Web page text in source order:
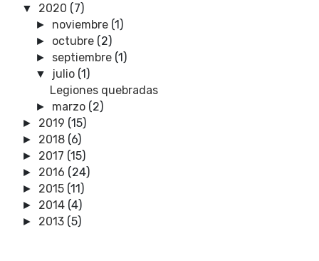
▼ 2020 (7)
► noviembre (1)
► octubre (2)
► septiembre (1)
▼ julio (1)
Legiones quebradas
► marzo (2)
► 2019 (15)
► 2018 (6)
► 2017 (15)
► 2016 (24)
► 2015 (11)
► 2014 (4)
► 2013 (5)